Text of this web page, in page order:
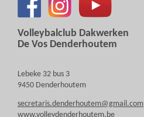
Volleybalclub Dakwerken
De Vos Denderhoutem
Lebeke 32 bus 3
9450 Denderhoutem
secretaris.denderhoutem@gmail.com
www.volleydenderhoutem.be